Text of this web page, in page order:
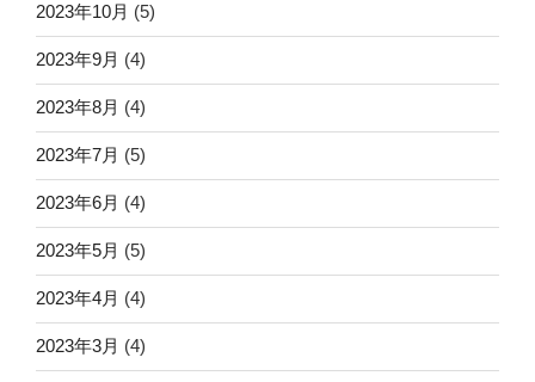
2023年10月 (5)
2023年9月 (4)
2023年8月 (4)
2023年7月 (5)
2023年6月 (4)
2023年5月 (5)
2023年4月 (4)
2023年3月 (4)